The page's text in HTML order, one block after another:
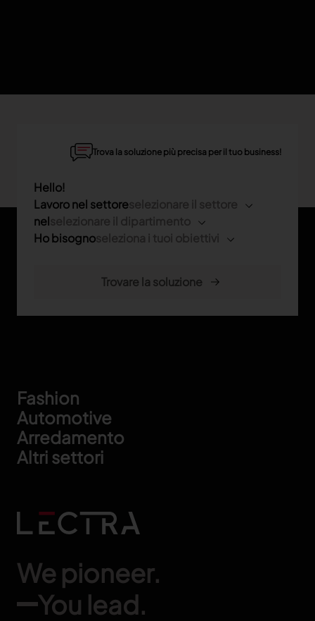
Footer
Fashion
Automotive
Arredamento
Altri settori
We pioneer.
You lead.
Trova la soluzione più precisa per il tuo business!
Hello!
Lavoro nel settore
nel
Ho bisogno